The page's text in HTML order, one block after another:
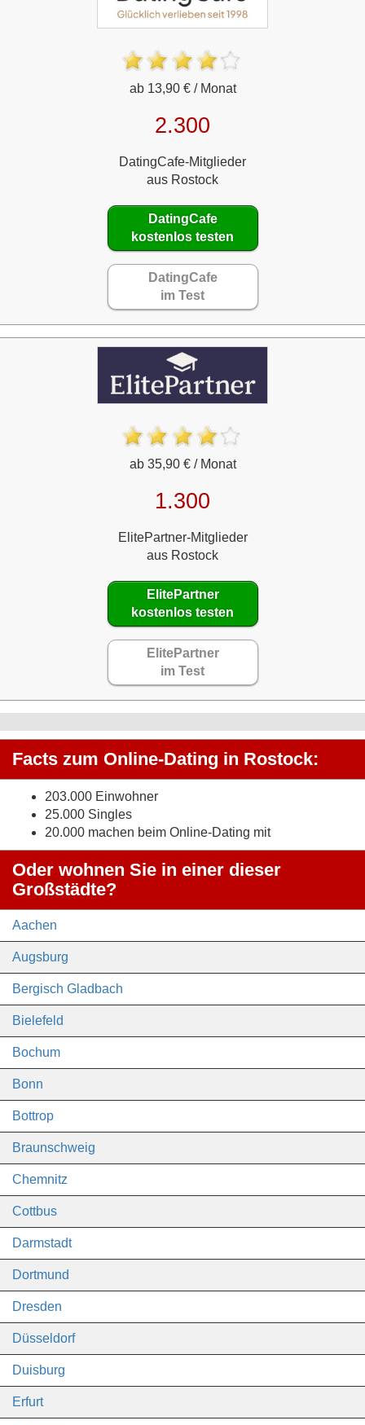
ab 13,90 € / Monat
2.300
DatingCafe-Mitglieder
aus Rostock
DatingCafe
kostenlos testen
DatingCafe
im Test
ab 35,90 € / Monat
1.300
ElitePartner-Mitglieder
aus Rostock
ElitePartner
kostenlos testen
ElitePartner
im Test
Facts zum Online-Dating in Rostock:
203.000 Einwohner
25.000 Singles
20.000 machen beim Online-Dating mit
Oder wohnen Sie in einer dieser
Großstädte?
Aachen
Augsburg
Bergisch Gladbach
Bielefeld
Bochum
Bonn
Bottrop
Braunschweig
Chemnitz
Cottbus
Darmstadt
Dortmund
Dresden
Düsseldorf
Duisburg
Erfurt